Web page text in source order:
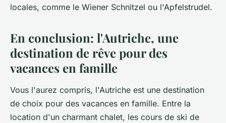
locales, comme le Wiener Schnitzel ou l'Apfelstrudel.
En conclusion: l'Autriche, une
destination de rêve pour des
vacances en famille
Vous l'aurez compris, l'Autriche est une destination
de choix pour des vacances en famille. Entre la
location d'un charmant chalet, les cours de ski de